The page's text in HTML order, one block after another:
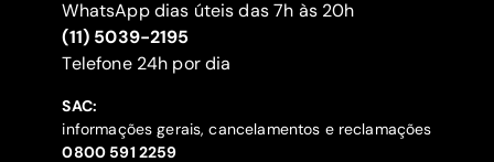
WhatsApp dias úteis das 7h às 20h
(11) 5039-2195
‍Telefone 24h por dia
SAC:
informações gerais, cancelamentos e reclamações
‍0800 591 2259